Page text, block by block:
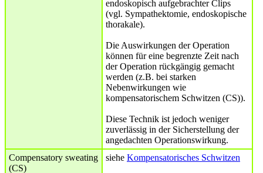
endoskopisch aufgebrachter Clips
(vgl. Sympathektomie, endoskopische
thorakale).
Die Auswirkungen der Operation
können für eine begrenzte Zeit nach
der Operation rückgängig gemacht
werden (z.B. bei starken
Nebenwirkungen wie
kompensatorischem Schwitzen (CS)).
Diese Technik ist jedoch weniger
zuverlässig in der Sicherstellung der
angedachten Operationswirkung.
Compensatory sweating
(CS)
siehe Kompensatorisches Schwitzen